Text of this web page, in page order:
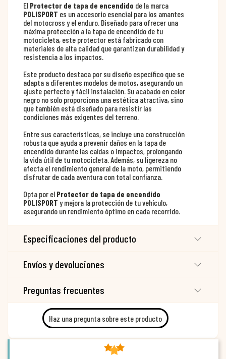
El Protector de tapa de encendido de la marca
POLISPORT es un accesorio esencial para los amantes
del motocross y el enduro. Diseñado para ofrecer una
máxima protección a la tapa de encendido de tu
motocicleta, este protector está fabricado con
materiales de alta calidad que garantizan durabilidad y
resistencia a los impactos.
Este producto destaca por su diseño específico que se
adapta a diferentes modelos de motos, asegurando un
ajuste perfecto y fácil instalación. Su acabado en color
negro no solo proporciona una estética atractiva, sino
que también está diseñado para resistir las
condiciones más exigentes del terreno.
Entre sus características, se incluye una construcción
robusta que ayuda a prevenir daños en la tapa de
encendido durante las caídas o impactos, prolongando
la vida útil de tu motocicleta. Además, su ligereza no
afecta el rendimiento general de la moto, permitiendo
disfrutar de cada aventura con total confianza.
Opta por el Protector de tapa de encendido
POLISPORT y mejora la protección de tu vehículo,
asegurando un rendimiento óptimo en cada recorrido.
Especificaciones del producto
Envíos y devoluciones
Preguntas frecuentes
Haz una pregunta sobre este producto